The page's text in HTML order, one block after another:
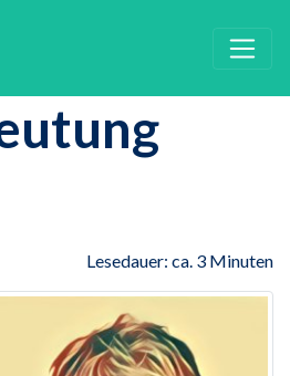
Lesedauer: ca. 3 Minuten